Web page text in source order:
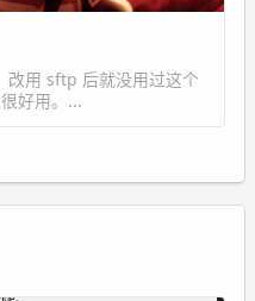
改用 sftp 后就没用过这个
好用。...